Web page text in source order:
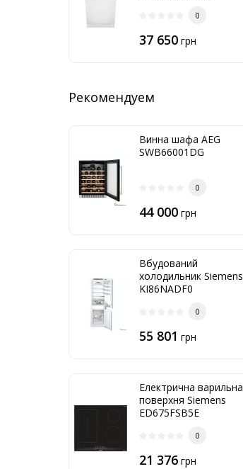
0
37 650 грн
Рекомендуем
Винна шафа AEG
SWB66001DG
0
44 000 грн
Вбудований
холодильник Siemens
KI86NADF0
0
55 801 грн
Електрична варильна
поверхня Siemens
ED675FSB5E
0
21 376 грн